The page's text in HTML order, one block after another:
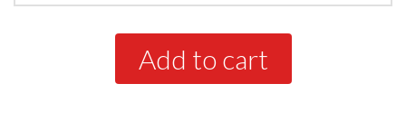
Add to cart